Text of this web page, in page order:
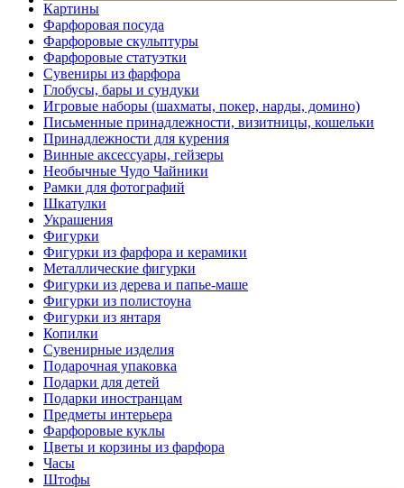
Картины
Фарфоровая посуда
Фарфоровые скульптуры
Фарфоровые статуэтки
Сувениры из фарфора
Глобусы, бары и сундуки
Игровые наборы (шахматы, покер, нарды, домино)
Письменные принадлежности, визитницы, кошельки
Принадлежности для курения
Винные аксессуары, гейзеры
Необычные Чудо Чайники
Рамки для фотографий
Шкатулки
Украшения
Фигурки
Фигурки из фарфора и керамики
Металлические фигурки
Фигурки из дерева и папье-маше
Фигурки из полистоуна
Фигурки из янтаря
Копилки
Сувенирные изделия
Подарочная упаковка
Подарки для детей
Подарки иностранцам
Предметы интерьера
Фарфоровые куклы
Цветы и корзины из фарфора
Часы
Штофы